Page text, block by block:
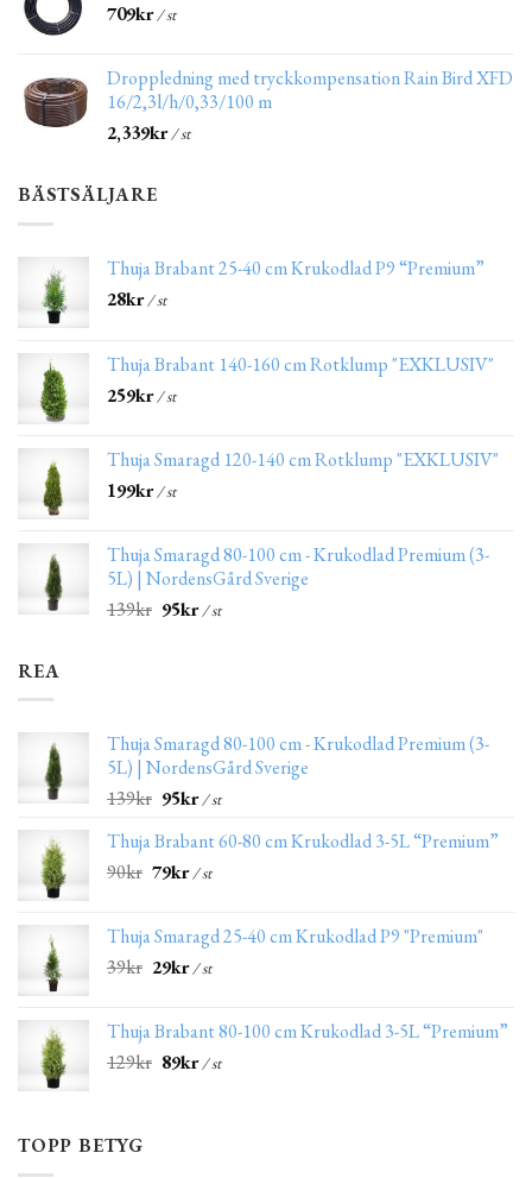
709kr/ st
Droppledning med tryckkompensation Rain Bird XFD
16/2,3l/h/0,33/100 m
2,339kr/ st
BÄSTSÄLJARE
Thuja Brabant 25-40 cm Krukodlad P9 “Premium”
28kr/ st
Thuja Brabant 140-160 cm Rotklump "EXKLUSIV"
259kr/ st
Thuja Smaragd 120-140 cm Rotklump "EXKLUSIV"
199kr/ st
Thuja Smaragd 80-100 cm - Krukodlad Premium (3-
5L) | NordensGård Sverige
139kr 95kr/ st
REA
Thuja Smaragd 80-100 cm - Krukodlad Premium (3-
5L) | NordensGård Sverige
139kr 95kr/ st
Thuja Brabant 60-80 cm Krukodlad 3-5L “Premium”
90kr 79kr/ st
Thuja Smaragd 25-40 cm Krukodlad P9 "Premium"
39kr 29kr/ st
Thuja Brabant 80-100 cm Krukodlad 3-5L “Premium”
129kr 89kr/ st
TOPP BETYG